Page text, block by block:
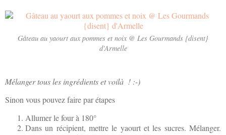
Gâteau au yaourt aux pommes et noix @ Les Gourmands {disent}
d'Armelle
Mélanger tous les ingrédients et voilà ! :-)
Sinon vous pouvez faire par étapes
Allumer le four à 180°
Dans un récipient, mettre le yaourt et les sucres. Mélanger.